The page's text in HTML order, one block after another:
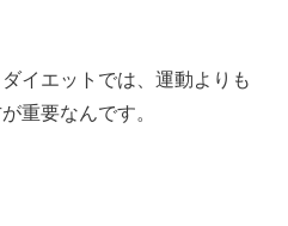
イエットでは、運動よりも
重要なんです。